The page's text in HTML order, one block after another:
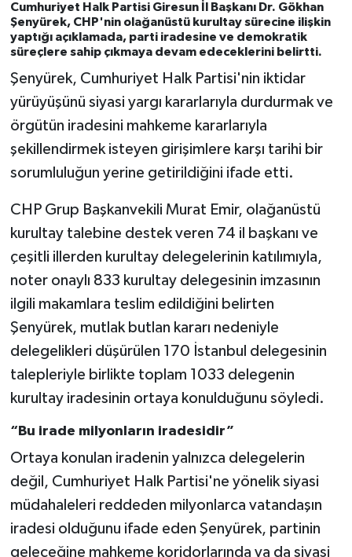
Cumhuriyet Halk Partisi Giresun İl Başkanı Dr. Gökhan
Şenyürek, CHP'nin olağanüstü kurultay sürecine ilişkin
yaptığı açıklamada, parti iradesine ve demokratik
süreçlere sahip çıkmaya devam edeceklerini belirtti.
Şenyürek, Cumhuriyet Halk Partisi'nin iktidar
yürüyüşünü siyasi yargı kararlarıyla durdurmak ve
örgütün iradesini mahkeme kararlarıyla
şekillendirmek isteyen girişimlere karşı tarihi bir
sorumluluğun yerine getirildiğini ifade etti.
CHP Grup Başkanvekili Murat Emir, olağanüstü
kurultay talebine destek veren 74 il başkanı ve
çeşitli illerden kurultay delegelerinin katılımıyla,
noter onaylı 833 kurultay delegesinin imzasının
ilgili makamlara teslim edildiğini belirten
Şenyürek, mutlak butlan kararı nedeniyle
delegelikleri düşürülen 170 İstanbul delegesinin
talepleriyle birlikte toplam 1033 delegenin
kurultay iradesinin ortaya konulduğunu söyledi.
“Bu irade milyonların iradesidir”
Ortaya konulan iradenin yalnızca delegelerin
değil, Cumhuriyet Halk Partisi'ne yönelik siyasi
müdahaleleri reddeden milyonlarca vatandaşın
iradesi olduğunu ifade eden Şenyürek, partinin
geleceğine mahkeme koridorlarında ya da siyasi